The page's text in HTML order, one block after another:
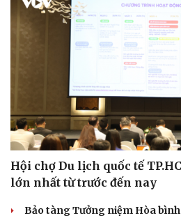
Doanh nghiệp
Thông tin doanh nghiệp
Doanh nghiệp 24h
Doanh nhân
Vì cộng đồng
Hội chợ Du lịch quốc tế
lớn nhất từ trước đến nay
Bảo tàng Tưởng niệm Hòa